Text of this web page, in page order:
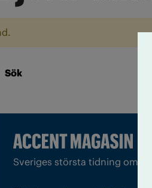
Sök
Sveriges största tidning om